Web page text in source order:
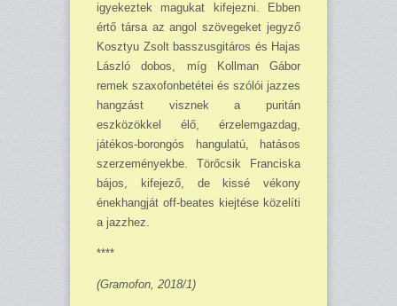
igyekeztek magukat kifejezni. Ebben
értő társa az angol szövegeket jegyző
Kosztyu Zsolt basszusgitáros és Hajas
László dobos, míg Kollman Gábor
remek szaxofonbetétei és szólói jazzes
hangzást visznek a puritán
eszközökkel élő, érzelemgazdag,
játékos-borongós hangulatú, hatásos
szerzeményekbe. Törőcsik Franciska
bájos, kifejező, de kissé vékony
énekhangját off-beates kiejtése közelíti
a jazzhez.
****
(Gramofon, 2018/1)